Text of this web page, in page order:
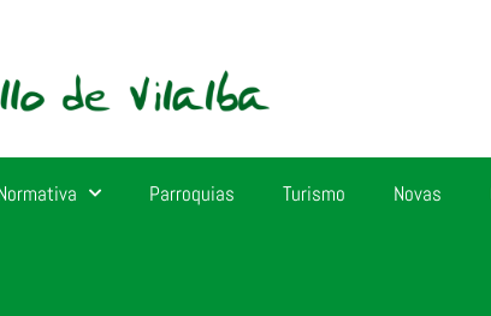
Parroquias Turismo Novas